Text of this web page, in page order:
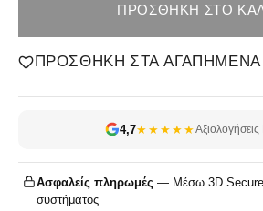
ΠΡΟΣΘΉΚΗ ΣΤΟ
ΠΡΟΣΘΉΚΗ ΣΤΑ ΑΓΑΠΗΜΈΝΑ
4,7★★★★★
Ασφαλείς πληρωμές — Μέσω 3D Secure
συστήματος